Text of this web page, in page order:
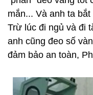
mắn... Và anh ta bắt
Trừ lúc đi ngủ và đi
anh cũng đeo số
đảm bảo an toàn,